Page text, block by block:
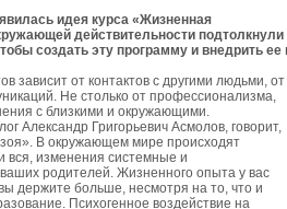
идея курса «Жизненная
действительности подтолкнули
создать эту программу и внедрить ее
зависит от контактов с другими людьми, от
Не столько от профессионализма,
с близкими и окружающими.
Александр Григорьевич Асмолов, говорит,
В окружающем мире происходят
вся, изменения системные и
родителей. Жизненного опыта у вас
держите больше, несмотря на то, что и
Психогенное воздействие на